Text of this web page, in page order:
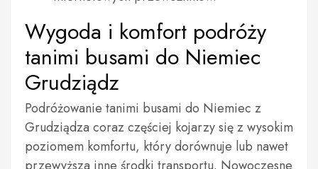
Wygoda i komfort podróży
tanimi busami do Niemiec
Grudziądz
Podróżowanie tanimi busami do Niemiec z
Grudziądza coraz częściej kojarzy się z wysokim
poziomem komfortu, który dorównuje lub nawet